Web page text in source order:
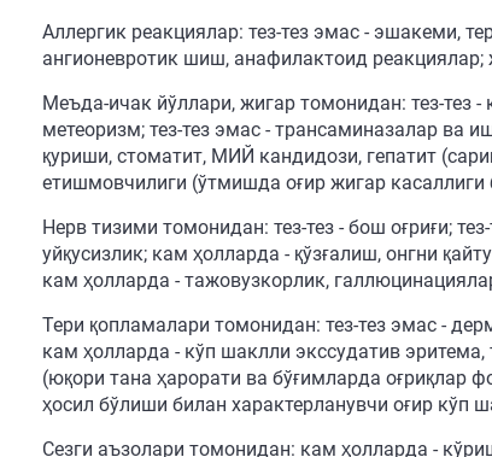
Аллергик реакциялар: тез-тез эмас - эшакеми,
ангионевротик шиш, анафилактоид
Меъда-ичак йўллари, жигар томонидан: тез-тез -
метеоризм; тез-тез эмас - трансаминазалар ва
қуриши, стоматит, МИЙ кандидози, гепатит
етишмовчилиги (ўтмишда оғир жигар касаллиги
Нерв тизими томонидан: тез-тез - бош оғриғи;
уйқусизлик; кам ҳолларда - қўзғалиш, онгни
кам ҳолларда - тажовузкорлик,
Тери қопламалари томонидан: тез-тез эмас -
кам ҳолларда - кўп шаклли экссудатив
(юқори тана ҳарорати ва бўғимларда оғриқлар
ҳосил бўлиши билан характерланувчи оғир кўп
Сезги аъзолари томонидан: кам ҳолларда -